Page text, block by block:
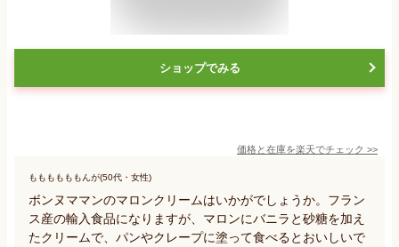
ショップでみる
価格と在庫を楽天でチェック >>
ももももももんが(50代・女性)
ボンヌママンのマロンクリームはいかがでしょうか。フラン
ス産の輸入食品になりますが、マロンにバニラと砂糖を加え
たクリームで、パンやクレープに塗って食べるとおいしいで